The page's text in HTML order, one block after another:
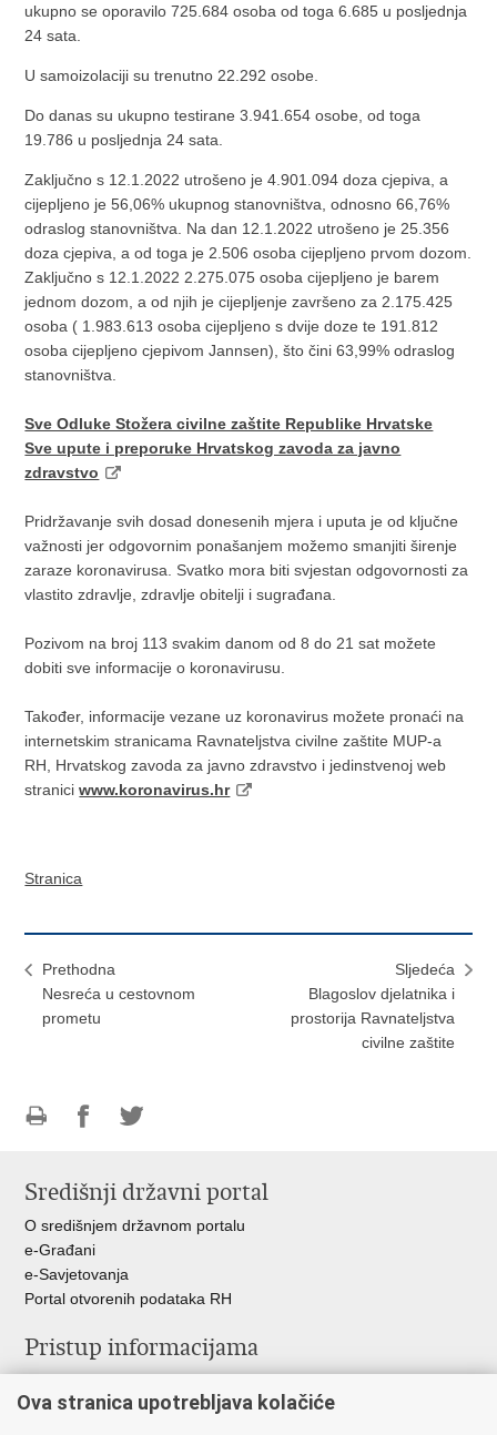
ukupno se oporavilo 725.684 osoba od toga 6.685 u posljednja
24 sata.
U samoizolaciji su trenutno 22.292 osobe.
Do danas su ukupno testirane 3.941.654 osobe, od toga
19.786 u posljednja 24 sata.
Zaključno s 12.1.2022 utrošeno je 4.901.094 doza cjepiva, a
cijepljeno je 56,06% ukupnog stanovništva, odnosno 66,76%
odraslog stanovništva. Na dan 12.1.2022 utrošeno je 25.356
doza cjepiva, a od toga je 2.506 osoba cijepljeno prvom dozom.
Zaključno s 12.1.2022 2.275.075 osoba cijepljeno je barem
jednom dozom, a od njih je cijepljenje završeno za 2.175.425
osoba ( 1.983.613 osoba cijepljeno s dvije doze te 191.812
osoba cijepljeno cjepivom Jannsen), što čini 63,99% odraslog
stanovništva.
Sve Odluke Stožera civilne zaštite Republike Hrvatske
Sve upute i preporuke Hrvatskog zavoda za javno
zdravstvo
Pridržavanje svih dosad donesenih mjera i uputa je od ključne
važnosti jer odgovornim ponašanjem možemo smanjiti širenje
zaraze koronavirusa. Svatko mora biti svjestan odgovornosti za
vlastito zdravlje, zdravlje obitelji i sugrađana.
Pozivom na broj 113 svakim danom od 8 do 21 sat možete
dobiti sve informacije o koronavirusu.
Također, informacije vezane uz koronavirus možete pronaći na
internetskim stranicama Ravnateljstva civilne zaštite MUP-a
RH, Hrvatskog zavoda za javno zdravstvo i jedinstvenoj web
straniciwww.koronavirus.hr
Stranica
Prethodna
Nesreća u cestovnom
prometu
Sljedeća
Blagoslov djelatnika i
prostorija Ravnateljstva
civilne zaštite
FacebookuTwitteru
Središnji državni portal
O središnjem državnom portalu
e-Građani
e-Savjetovanja
Portal otvorenih podataka RH
Pristup informacijama
Savjetovanje
Ova stranica upotrebljava kolačiće